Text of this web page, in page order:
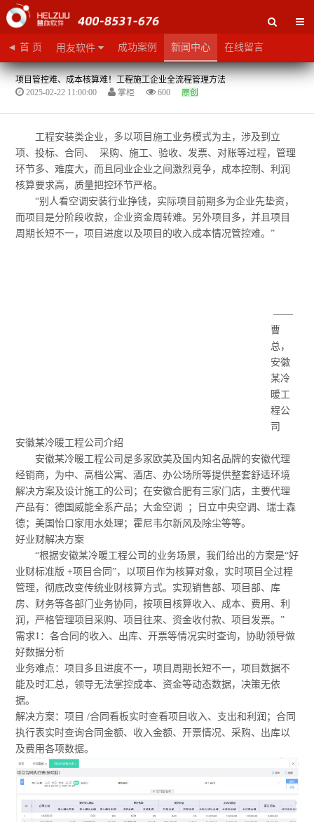
◄ 首 页 用友软件 成功案例 新闻中心 在线留言
项目管控难、成本核算难！工程施工企业全流程管理方法
2025-02-22 11:00:00
掌柜 600 原创
工程安装类企业，多以项目施工业务模式为主，涉及到立
项、投标、合同、
采购、施工、验收、发票、对账等过程，管理
环节多、难度大，而且同业企业之间激烈竞争，成本控制、利润
核算要求高，质量把控环节严格。
“别人看空调安装行业挣钱，实际项目前期多为企业先垫资，
而项目是分阶段收款，企业资金周转难。另外项目多，并且项目
周期长短不一，项目进度以及项目的收入成本情况管控难。”
——
曹
总，
安徽
某冷
暖工
程公
司
安徽某冷暖工程公司介绍
安徽某冷暖工程公司是多家欧美及国内知名品牌的安徽代理
经销商，为中、高档公寓、酒店、办公场所等提供整套舒适环境
解决方案及设计施工的公司；在安徽合肥有三家门店，主要代理
产品有：德国威能全系产品；大金空调
；日立中央空调、瑞士森
德；美国怡口家用水处理；霍尼韦尔新风及除尘等等。
好业财解决方案
“根据安徽某冷暖工程公司的业务场景，我们给出的方案是“好
业财标准版 +项目合同”，以项目作为核算对象，实时项目全过程
管理，彻底改变传统业财核算方式。实现销售部、项目部、库
房、财务等各部门业务协同，按项目核算收入、成本、费用、利
润，严格管理项目采购、项目往来、资金收付款、项目发票。”
需求1：各合同的收入、出库、开票等情况实时查询，协助领导做
好数据分析
业务难点：项目多且进度不一，项目周期长短不一，项目数据不
能及时汇总，领导无法掌控成本、资金等动态数据，决策无依
据。
解决方案：项目 /合同看板实时查看项目收入、支出和利润；合同
执行表实时查询合同金额、收入金额、开票情况、采购、出库以
及费用各项数据。